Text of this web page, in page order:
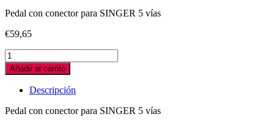
Pedal con conector para SINGER 5 vías
€59,65
PEDAL
SINGER
5
CONEXIONES
quantity
Añadir al carrito
Descripción
Pedal con conector para SINGER 5 vías